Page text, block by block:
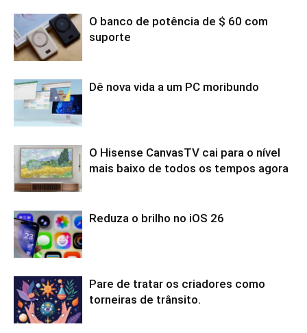
O banco de potência de $ 60 com
suporte
Dê nova vida a um PC moribundo
O Hisense CanvasTV cai para o nível
mais baixo de todos os tempos agora
Reduza o brilho no iOS 26
Pare de tratar os criadores como
torneiras de trânsito.